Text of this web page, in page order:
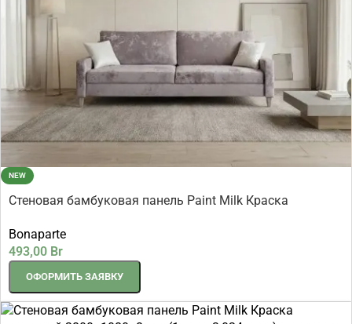
NEW
Стеновая бамбуковая панель Paint Milk Краска
Bonaparte
493,00 Br
ОФОРМИТЬ ЗАЯВКУ